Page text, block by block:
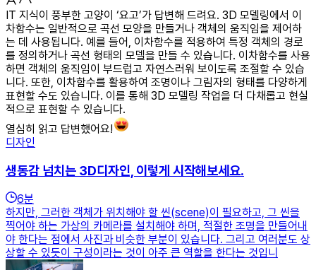
IT 지식이 풍부한 고양이 ‘요고’가 답변해 드려요. 3D 모델링에서 이
차함수는 일반적으로 곡선 모양을 만들거나 객체의 움직임을 제어하
는 데 사용됩니다. 예를 들어, 이차함수를 적용하여 특정 객체의 경로
를 정의하거나 곡선 형태의 모델을 만들 수 있습니다. 이차함수를 사용
하면 객체의 움직임이 부드럽고 자연스러워 보이도록 조절할 수 있습
니다. 또한, 이차함수를 활용하여 조명이나 그림자의 형태를 다양하게
표현할 수도 있습니다. 이를 통해 3D 모델링 작업을 더 다채롭고 현실
적으로 표현할 수 있습니다.
열심히 읽고 답변했어요!
디자인
생동감 넘치는 3D디자인, 이렇게 시작해보세요.
6분
하지만, 그러한 객체가 위치해야 할 씬(scene)이 필요하고, 그 씬을
찍어야 하는 가상의 카메라를 설치해야 하며, 적절한 조명을 만들어내
야 한다는 점에서 사진과 비슷한 부분이 있습니다. 그리고 여러분도 상
상할 수 있듯이 구성이라는 것이 아주 큰 역할을 한다는 것입니